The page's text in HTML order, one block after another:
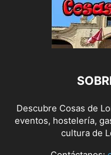
Descubre Cosas de
eventos, hostelería,
cultura de